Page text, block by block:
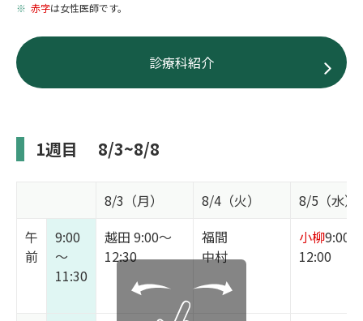
赤字は女性医師です。
診療科紹介
1週目 8/3~8/8
8/3（月） 8/4（火）
8/5（水）
午
前
9:00
～
11:30
越田 9:00～
12:30
福間
中村
小柳9:00～
12:00